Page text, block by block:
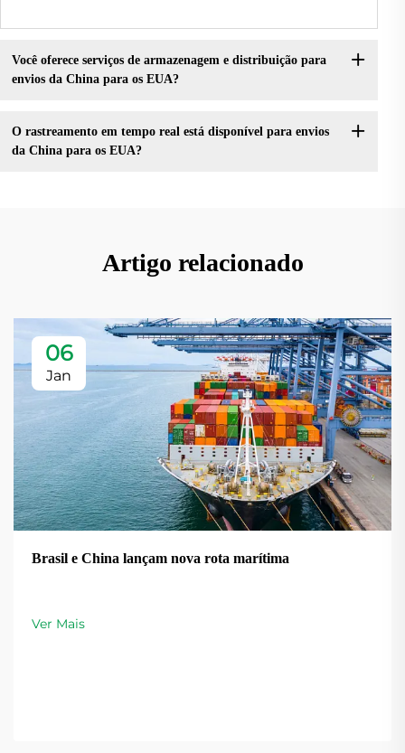
Você oferece serviços de armazenagem e distribuição para
envios da China para os EUA?
O rastreamento em tempo real está disponível para envios
da China para os EUA?
Artigo relacionado
06
Jan
Brasil e China lançam nova rota marítima
Ver Mais